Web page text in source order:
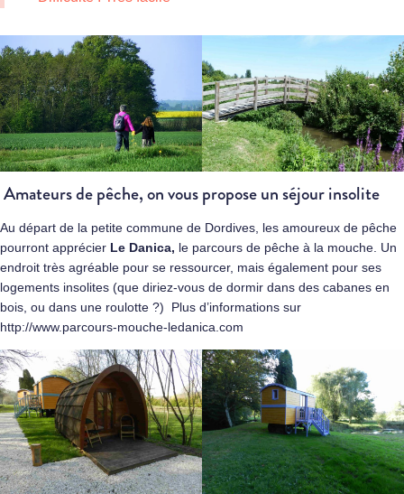
Amateurs de pêche, on vous propose un séjour insolite
Au départ de la petite commune de Dordives, les amoureux de pêche
pourront apprécier Le Danica, le parcours de pêche à la mouche. Un
endroit très agréable pour se ressourcer, mais également pour ses
logements insolites (que diriez-vous de dormir dans des cabanes en
bois, ou dans une roulotte ?) Plus d’informations sur
http://www.parcours-mouche-ledanica.com